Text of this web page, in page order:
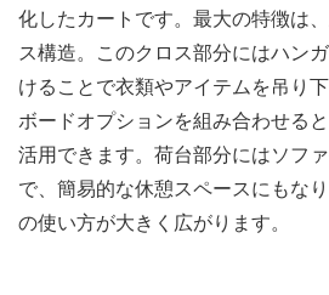
化したカートです。最大の特徴は
ス構造。このクロス部分にはハン
けることで衣類やアイテムを吊り
ボードオプションを組み合わせる
活用できます。荷台部分にはソフ
で、簡易的な休憩スペースにもな
の使い方が大きく広がります。